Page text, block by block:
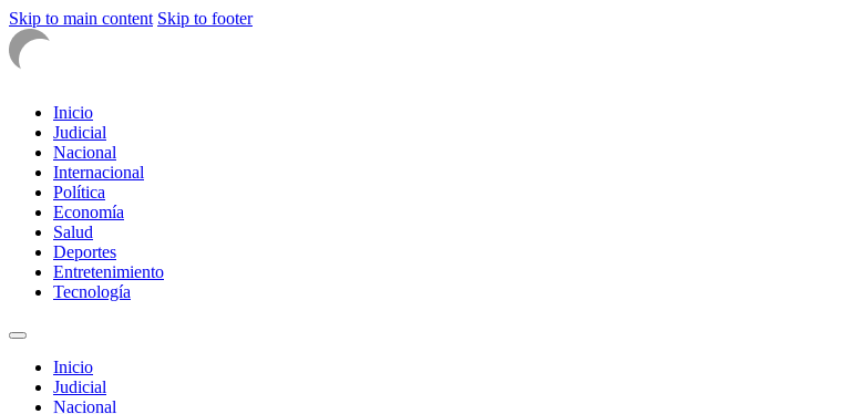
Skip to main content Skip to footer
Inicio
Judicial
Nacional
Internacional
Política
Economía
Salud
Deportes
Entretenimiento
Tecnología
Inicio
Judicial
Nacional